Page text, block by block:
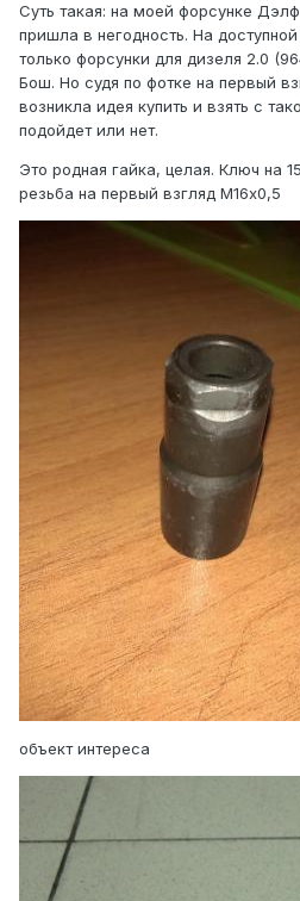
Суть такая: на моей форсунке
пришла в негодность. На
только форсунки для дизеля 2.0
Бош. Но судя по фотке на первый
возникла идея купить и взять с
подойдет или нет.
Это родная гайка, целая. Ключ на
резьба на первый взгляд М16х0,5
объект интереса